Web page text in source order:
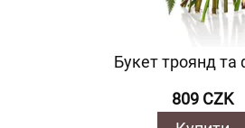
Букет троянд та
809 CZK